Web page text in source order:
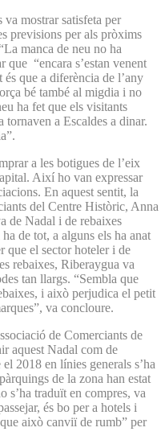
mostrar satisfeta per
previsions per als pròxims
manca de neu no ha
que “encara s’estan venent
que a diferència de l’any
bé també al migdia i no
ha fet que els visitants
a Escaldes a dinar.
a les botigues de l’eix
Així ho van expressar
En aquest sentit, la
del Centre Històric, Anna
de Nadal i de rebaixes
de tot, a alguns els ha anat
que el sector hoteler i de
rebaixes, Riberaygua va
tan llargs. “Sembla que
i això perjudica el petit
va concloure.
de Comerciants de
aquest Nadal com de
2018 en línies generals s’ha
de la zona han estat
s’ha traduït en compres, va
és bo per a hotels i
això canviï de rumb” per